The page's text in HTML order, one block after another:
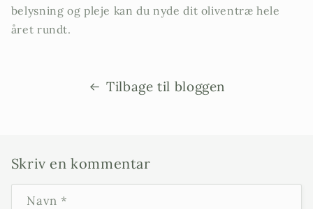
belysning og pleje kan du nyde dit oliventræ hele
året rundt.
Tilbage til bloggen
Skriv en kommentar
Navn *